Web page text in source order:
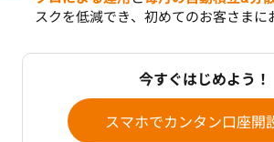
スクを低減でき、初めてのお客さまに
今すぐはじめよう！
スマホでカンタン口座開